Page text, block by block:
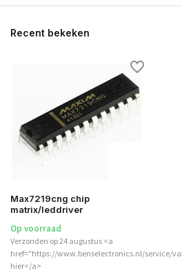
Recent bekeken
Max7219cng chip
matrix/leddriver
Op voorraad
Verzonden op 24 augustus <a
href="https://www.benselectronics.nl/service/
hier</a>